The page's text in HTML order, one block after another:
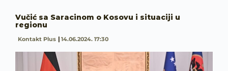
Vučić sa Saracinom o Kosovu i situaciji u
regionu
Kontakt Plus 14.06.2024. 17:30